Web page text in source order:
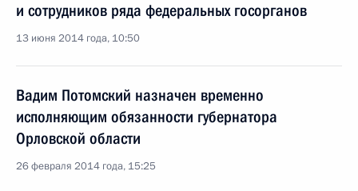
и сотрудников ряда федеральных госорганов
13 июня 2014 года, 10:50
Вадим Потомский назначен временно
исполняющим обязанности губернатора
Орловской области
26 февраля 2014 года, 15:25